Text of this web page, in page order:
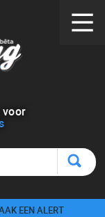
EEN ALERT